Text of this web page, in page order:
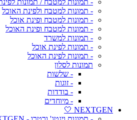
- תמונות למטבח / תמונות
- תמונות למטבח ולפינת האוכל
- תמונות למטבח ופינת אוכל
- תמונות למטבח ופינת האוכל
- תמונות למשרד
- תמונות לפינת אוכל
- תמונות לפינת האוכל
תמונות לסלון
- שלשות
- זוגות
- בודדות
- מיוחדים
NEXTGEN 🤍